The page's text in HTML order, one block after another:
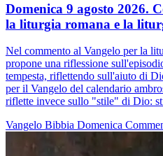
Domenica 9 agosto 2026.
la liturgia romana e la
Nel commento al Vangelo per la
propone una riflessione
tempesta, riflettendo sull'aiuto di
per il Vangelo del calendario
riflette invece sullo "stile" di Dio:
Vangelo Bibbia Domenica